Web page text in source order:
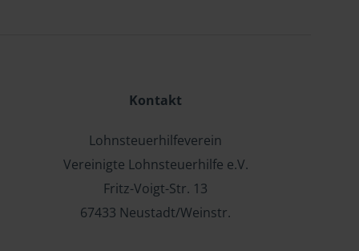
Kontakt
Lohnsteuerhilfeverein
Vereinigte Lohnsteuerhilfe e.V.
Fritz-Voigt-Str. 13
67433 Neustadt/Weinstr.